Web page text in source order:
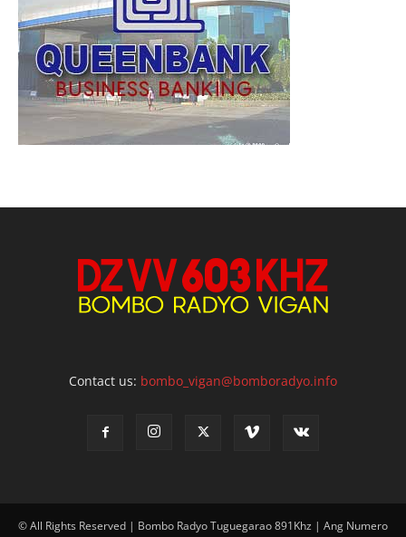
Contact us: bombo_vigan@bomboradyo.info
© All Rights Reserved | Bombo Radyo Tuguegarao 891Khz | Ang Numero